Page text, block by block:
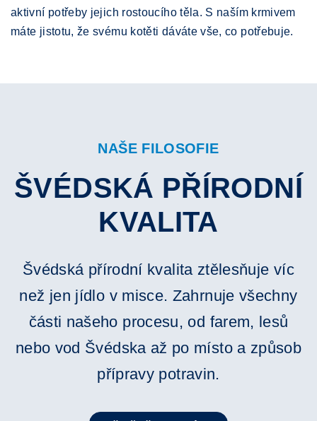
aktivní potřeby jejich rostoucího těla. S naším krmivem
máte jistotu, že svému kotěti dáváte vše, co potřebuje.
NAŠE FILOSOFIE
ŠVÉDSKÁ PŘÍRODNÍ
KVALITA
Švédská přírodní kvalita ztělesňuje víc
než jen jídlo v misce. Zahrnuje všechny
části našeho procesu, od farem, lesů
nebo vod Švédska až po místo a způsob
přípravy potravin.